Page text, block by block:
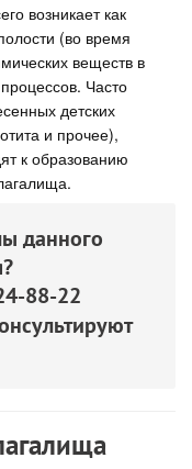
возникает как
(во время
веществ в
Часто
детских
и прочее),
к образованию
данного
88-22